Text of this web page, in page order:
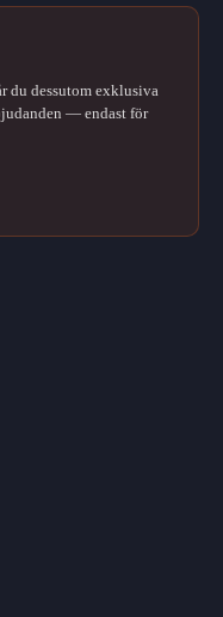
du dessutom exklusiva
— endast för